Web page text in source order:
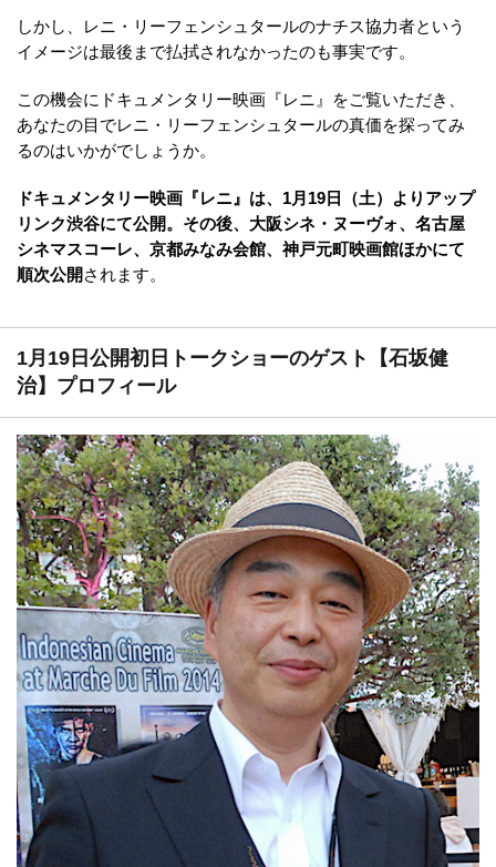
しかし、レニ・リーフェンシュタールのナチス協力者という
イメージは最後まで払拭されなかったのも事実です。
この機会にドキュメンタリー映画『レニ』をご覧いただき、
あなたの目でレニ・リーフェンシュタールの真価を探ってみ
るのはいかがでしょうか。
ドキュメンタリー映画『レニ』は、1月19日（土）よりアップ
リンク渋谷にて公開。その後、大阪シネ・ヌーヴォ、名古屋
シネマスコーレ、京都みなみ会館、神戸元町映画館ほかにて
順次公開 されます。
1月19日公開初日トークショーのゲスト【石坂健
治】プロフィール